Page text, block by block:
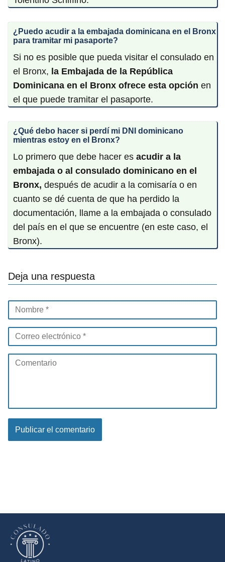
¿Puedo acudir a la embajada dominicana en el Bronx
para tramitar mi pasaporte?
Si no es posible que pueda visitar el consulado en
el Bronx, la Embajada de la República
Dominicana en el Bronx ofrece esta opción en
el que puede tramitar el pasaporte.
¿Qué debo hacer si perdí mi DNI dominicano
mientras estoy en el Bronx?
Lo primero que debe hacer es acudir a la
embajada o al consulado dominicano en el
Bronx, después de acudir a la comisaría o en
cuanto se dé cuenta de que ha perdido la
documentación, llame a la embajada o consulado
del país en el que se encuentre (en este caso, el
Bronx).
Deja una respuesta